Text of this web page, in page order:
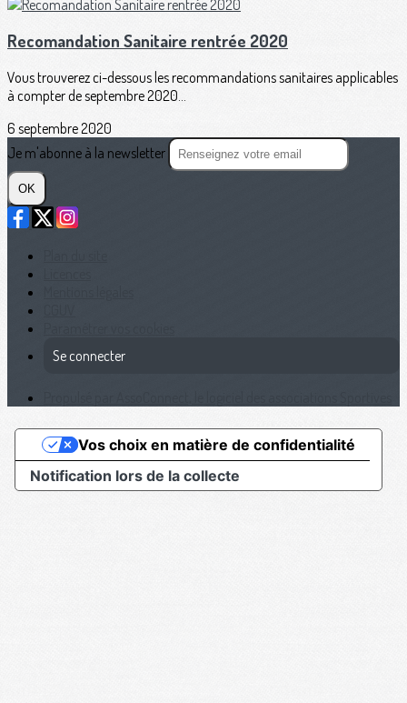
Recomandation Sanitaire rentrée 2020
Vous trouverez ci-dessous les recommandations sanitaires applicables
à compter de septembre 2020...
6 septembre 2020
Je m'abonne à la newsletter
OK
Se connecter
Notification lors de la collecte
Vos choix en matière de confidentialité